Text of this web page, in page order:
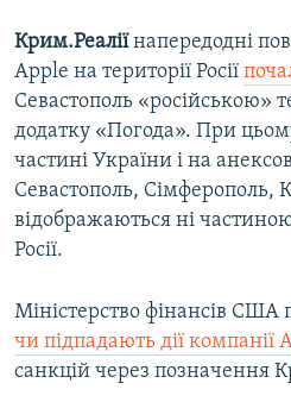
Крим.Реаліїнапередодні
Apple на території Росії
Севастополь «російською»
додатку «Погода». При
частині України і на
Севастополь, Сімферополь,
відображаються ні
Росії.
Міністерство фінансів США
чи підпадають дії компанії
санкцій через позначення